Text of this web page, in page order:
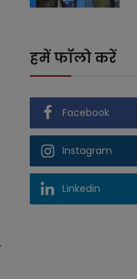
हमें फॉलो करें
Facebook
Instagram
Linkedin